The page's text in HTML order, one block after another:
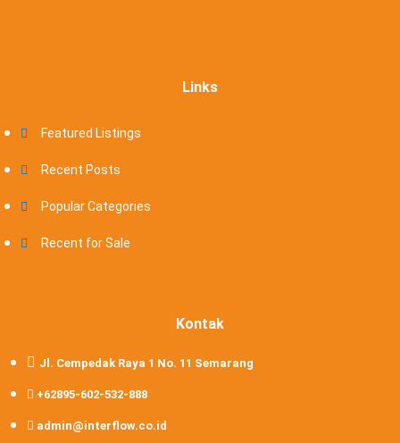
Links
Featured Listings
Recent Posts
Popular Categories
Recent for Sale
Kontak
Jl. Cempedak Raya 1 No. 11 Semarang
+62895-602-532-888
admin@interflow.co.id